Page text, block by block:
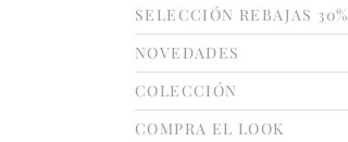
SELECCIÓN REBAJAS 30%
NOVEDADES
COLECCIÓN
COMPRA EL LOOK